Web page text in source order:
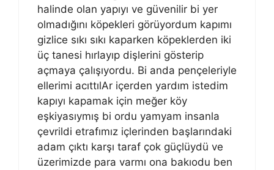
halinde olan yapıyı ve güvenilir bi yer
olmadığını köpekleri görüyordum kapımı
gizlice sıkı sıkı kaparken köpeklerden iki
üç tanesi hırlayıp dişlerini gösterip
açmaya çalışıyordu. Bi anda pençeleriyle
ellerimi acıttılAr içerden yardım istedim
kapıyı kapamak için meğer köy
eşkiyasıymış bi ordu yamyam insanla
çevrildi etrafımız içlerinden başlarındaki
adam çıktı karşı taraf çok güçlüydü ve
üzerimizde para varmı ona bakıodu ben